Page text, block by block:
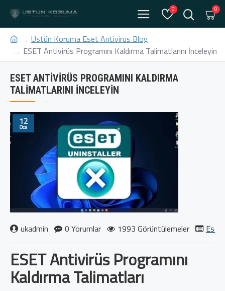
0 0
Üstün Koruma Eset Antivirus Blog
ESET Antivirüs Programını Kaldırma Talimatlarını İnceleyin
ESET ANTIVIRÜS PROGRAMINI KALDIRMA
TALIMATLARINI İNCELEYIN
12
Oca
ukadmin 0 Yorumlar 1993 Görüntülemeler Eset
ESET Antivirüs Programını
Kaldırma Talimatları